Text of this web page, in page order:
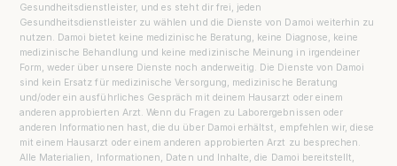
Gesundheitsdienstleister, und es steht dir frei, jeden
Gesundheitsdienstleister zu wählen und die Dienste von Damoi weiterhin zu
nutzen. Damoi bietet keine medizinische Beratung, keine Diagnose, keine
medizinische Behandlung und keine medizinische Meinung in irgendeiner
Form, weder über unsere Dienste noch anderweitig. Die Dienste von Damoi
sind kein Ersatz für medizinische Versorgung, medizinische Beratung
und/oder ein ausführliches Gespräch mit deinem Hausarzt oder einem
anderen approbierten Arzt. Wenn du Fragen zu Laborergebnissen oder
anderen Informationen hast, die du über Damoi erhältst, empfehlen wir, diese
mit einem Hausarzt oder einem anderen approbierten Arzt zu besprechen.
Alle Materialien, Informationen, Daten und Inhalte, die Damoi bereitstellt,